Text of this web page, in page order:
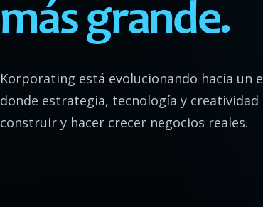
más grande.
Korporating está evolucionando hacia un
donde estrategia, tecnología y creatividad
construir y hacer crecer negocios reales.